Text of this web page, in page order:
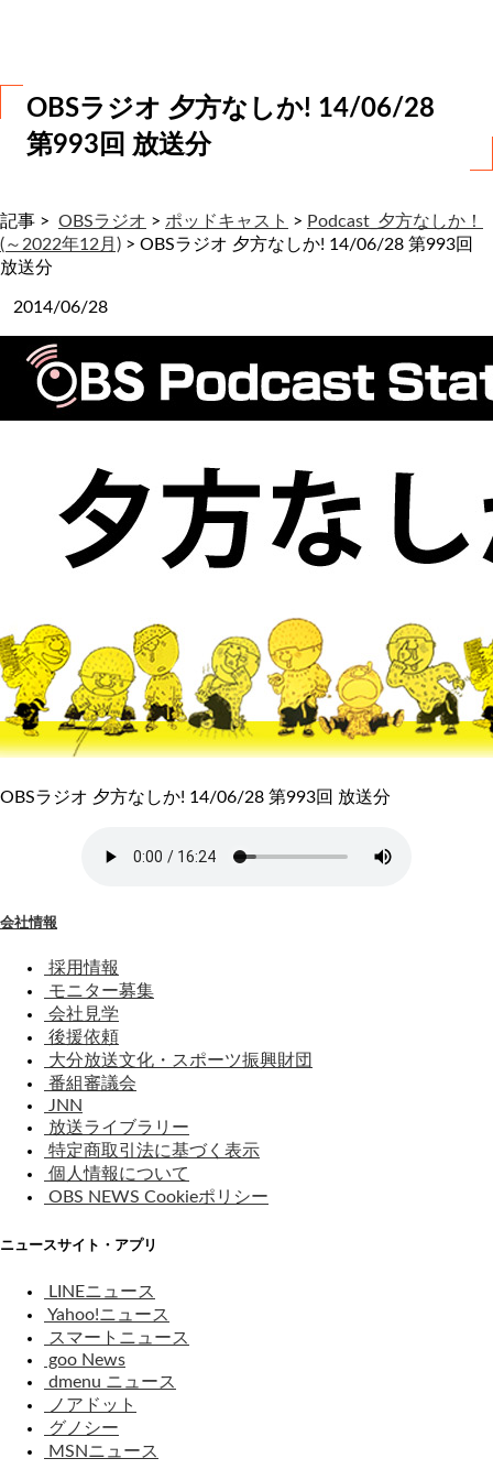
OBSラジオ 夕方なしか! 14/06/28
第993回 放送分
記事 > OBSラジオ > ポッドキャスト > Podcast_夕方なしか！
(～2022年12月) > OBSラジオ 夕方なしか! 14/06/28 第993回
放送分
2014/06/28
OBSラジオ 夕方なしか! 14/06/28 第993回 放送分
会社情報
採用情報
モニター募集
会社見学
後援依頼
大分放送文化・スポーツ振興財団
番組審議会
JNN
放送ライブラリー
特定商取引法に基づく表示
個人情報について
OBS NEWS Cookieポリシー
ニュースサイト・アプリ
LINEニュース
Yahoo!ニュース
スマートニュース
goo News
dmenu ニュース
ノアドット
グノシー
MSNニュース